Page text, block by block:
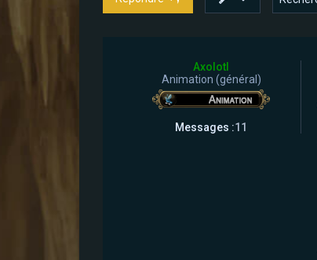
Axolotl
Animation (général)
Messages :11